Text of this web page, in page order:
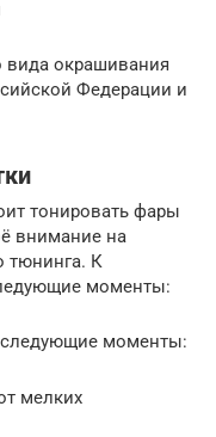
вида окрашивания
Федерации и
тонировать фары
внимание на
тюнинга. К
моменты:
моменты:
мелких